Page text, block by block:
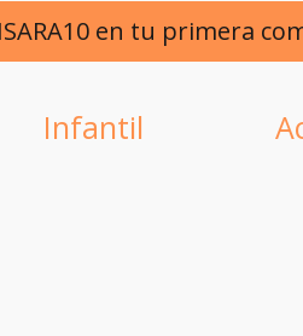
en tu primera
Infantil